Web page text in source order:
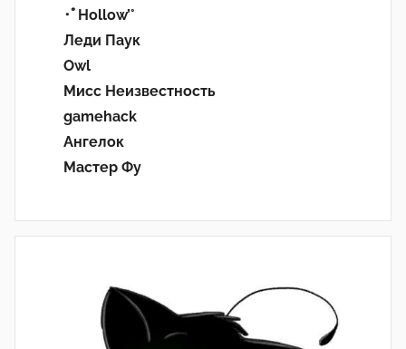
･ﾟHollow’°
Леди Паук
Owl
Мисс Неизвестность
gamehack
Ангелок
Мастер Фу